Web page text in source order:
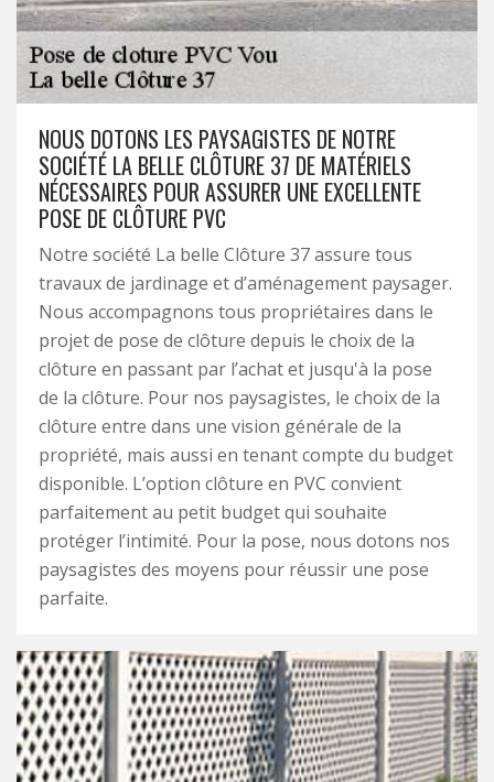
NOUS DOTONS LES PAYSAGISTES DE NOTRE
SOCIÉTÉ LA BELLE CLÔTURE 37 DE MATÉRIELS
NÉCESSAIRES POUR ASSURER UNE EXCELLENTE
POSE DE CLÔTURE PVC
Notre société La belle Clôture 37 assure tous
travaux de jardinage et d’aménagement paysager.
Nous accompagnons tous propriétaires dans le
projet de pose de clôture depuis le choix de la
clôture en passant par l’achat et jusqu'à la pose
de la clôture. Pour nos paysagistes, le choix de la
clôture entre dans une vision générale de la
propriété, mais aussi en tenant compte du budget
disponible. L’option clôture en PVC convient
parfaitement au petit budget qui souhaite
protéger l’intimité. Pour la pose, nous dotons nos
paysagistes des moyens pour réussir une pose
parfaite.